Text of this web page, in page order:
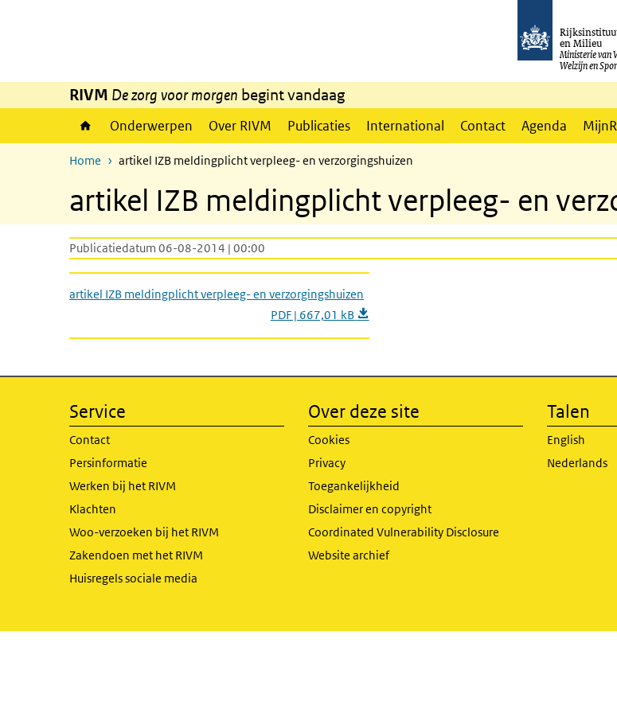
en Milieu
Ministerie van
Welzijn en
RIVM De zorg voor morgen begint vandaag
Onderwerpen Over RIVM Publicaties International Contact Agenda
Home artikel IZB meldingplicht verpleeg- en verzorgingshuizen
artikel IZB meldingplicht verpleeg- en
Publicatiedatum 06-08-2014 | 00:00
artikel IZB meldingplicht verpleeg- en verzorgingshuizen
PDF | 667,01 kB
Service
Contact
Persinformatie
Werken bij het RIVM
Klachten
Woo-verzoeken bij het RIVM
Zakendoen met het RIVM
Huisregels sociale media
Over deze site
Cookies
Privacy
Toegankelijkheid
Disclaimer en copyright
Coordinated Vulnerability Disclosure
Website archief
Talen
English
Nederlands